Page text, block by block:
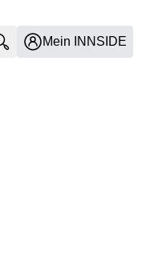
Suche öffnenMein INNSIDE